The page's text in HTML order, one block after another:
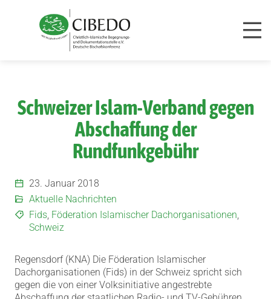
Schweizer Islam-Verband gegen
Abschaffung der
Rundfunkgebühr
23. Januar 2018
Aktuelle Nachrichten
Fids, Föderation Islamischer Dachorganisationen
Schweiz
Regensdorf (KNA) Die Föderation Islamischer
Dachorganisationen (Fids) in der Schweiz spricht sich
gegen die von einer Volksinitiative angestrebte